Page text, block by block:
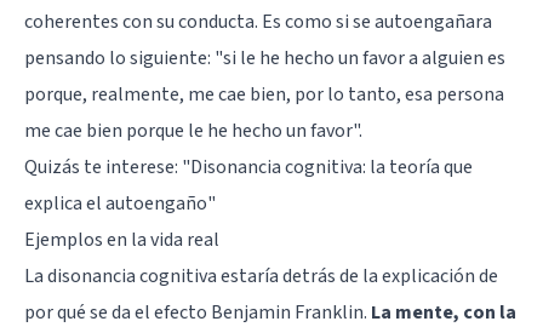
coherentes con su conducta. Es como si se autoengañara
pensando lo siguiente: "si le he hecho un favor a alguien es
porque, realmente, me cae bien, por lo tanto, esa persona
me cae bien porque le he hecho un favor".
Quizás te interese: "Disonancia cognitiva: la teoría que
explica el autoengaño"
Ejemplos en la vida real
La disonancia cognitiva estaría detrás de la explicación de
por qué se da el efecto Benjamin Franklin. La mente, con la